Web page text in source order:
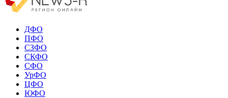
ДФО
ПФО
СЗФО
СКФО
СФО
УрФО
ЦФО
ЮФО